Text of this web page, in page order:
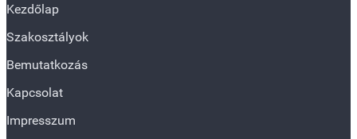
Kezdőlap
Szakosztályok
Bemutatkozás
Kapcsolat
Impresszum